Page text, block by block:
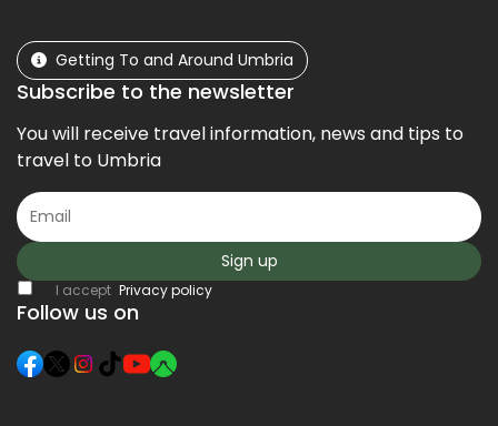
Getting To and Around Umbria
Subscribe to the newsletter
You will receive travel information, news and tips to
travel to Umbria
Sign up
I accept Privacy policy
Follow us on